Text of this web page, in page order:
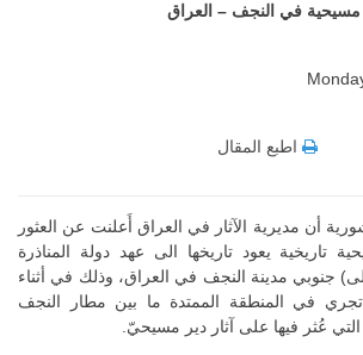
مسيحية في النجف – العراق
اطبع المقال
أن مديرية الآثار في العراق أَعلنت عن العثور
تاريخية يعود تاريخها الى عهد دولة المناذرة
جنوبي مدينة النجف في العراق، وذلك في أثناء
تجري في المنطقة الممتدة ما بين مطار النجف
عُثر فيها على آثار دير مسيحيّ.